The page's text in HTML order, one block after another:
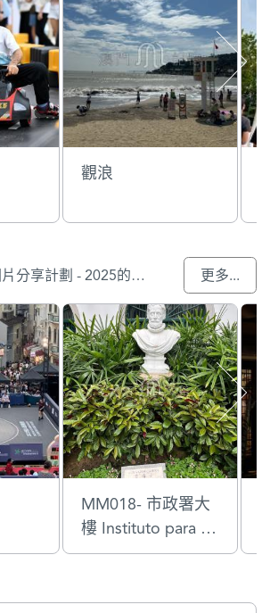
觀浪
“我的澳門記憶” 圖片分享計劃 - 2025的參與作品 更多...
MM018- 市政署大
樓 Instituto para os
Assuntos Municipa